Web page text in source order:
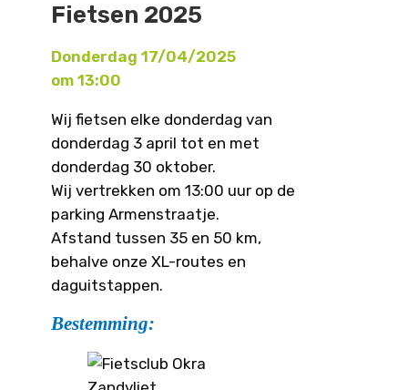
Fietsen 2025
Donderdag 17/04/2025
om 13:00
Wij fietsen elke donderdag van
donderdag 3 april tot en met
donderdag 30 oktober.
Wij vertrekken om 13:00 uur op de
parking Armenstraatje.
Afstand tussen 35 en 50 km,
behalve onze XL-routes en
daguitstappen.
Bestemming: